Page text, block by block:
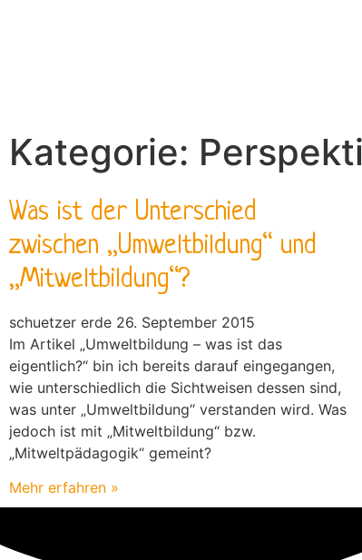
Kategorie:
Was ist der Unterschied
zwischen „Umweltbildung“ und
„Mitweltbildung“?
schuetzer erde 26. September 2015
Im Artikel „Umweltbildung – was ist das
eigentlich?“ bin ich bereits darauf eingegangen,
wie unterschiedlich die Sichtweisen dessen sind,
was unter „Umweltbildung“ verstanden wird. Was
jedoch ist mit „Mitweltbildung“ bzw.
„Mitweltpädagogik“ gemeint?
Mehr erfahren »